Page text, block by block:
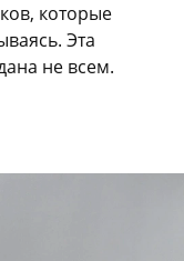
которые
Эта
не всем.